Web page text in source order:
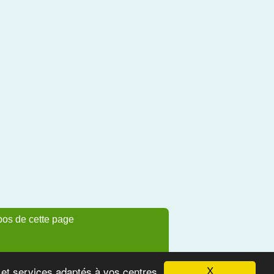
X
de cette page